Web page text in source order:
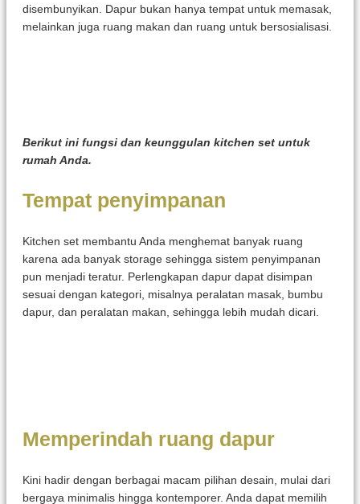
disembunyikan. Dapur bukan hanya tempat untuk memasak,
melainkan juga ruang makan dan ruang untuk bersosialisasi.
Berikut ini fungsi dan keunggulan kitchen set untuk
rumah Anda.
Tempat penyimpanan
Kitchen set membantu Anda menghemat banyak ruang
karena ada banyak storage sehingga sistem penyimpanan
pun menjadi teratur. Perlengkapan dapur dapat disimpan
sesuai dengan kategori, misalnya peralatan masak, bumbu
dapur, dan peralatan makan, sehingga lebih mudah dicari.
Memperindah ruang dapur
Kini hadir dengan berbagai macam pilihan desain, mulai dari
bergaya minimalis hingga kontemporer. Anda dapat memilih